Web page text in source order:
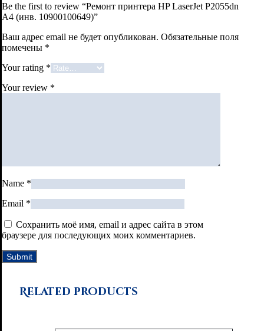
Be the first to review “Ремонт принтера HP LaserJet P2055dn
A4 (инв. 10900100649)”
Ваш адрес email не будет опубликован. Обязательные поля
помечены *
Your rating *
Your review *
Name *
Email *
Сохранить моё имя, email и адрес сайта в этом
браузере для последующих моих комментариев.
Related products